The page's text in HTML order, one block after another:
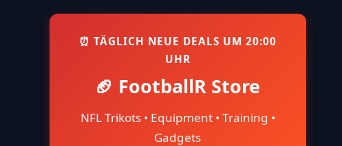
⏰ TÄGLICH NEUE DEALS UM 20:00
UHR
🏈 FootballR Store
NFL Trikots • Equipment • Training •
Gadgets